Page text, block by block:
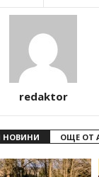
redaktor
НОВИНИ ОЩЕ ОТ